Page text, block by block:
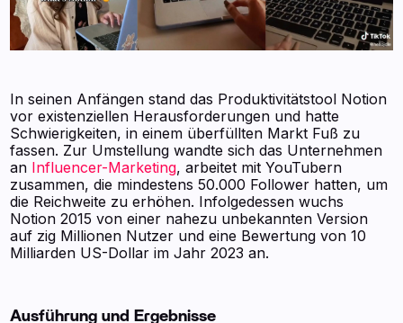
In seinen Anfängen stand das Produktivitätstool Notion
vor existenziellen Herausforderungen und hatte
Schwierigkeiten, in einem überfüllten Markt Fuß zu
fassen. Zur Umstellung wandte sich das Unternehmen
an Influencer-Marketing, arbeitet mit YouTubern
zusammen, die mindestens 50.000 Follower hatten, um
die Reichweite zu erhöhen. Infolgedessen wuchs
Notion 2015 von einer nahezu unbekannten Version
auf zig Millionen Nutzer und eine Bewertung von 10
Milliarden US-Dollar im Jahr 2023 an.
Ausführung und Ergebnisse